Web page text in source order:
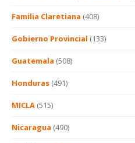
Familia Claretiana (408)
Gobierno Provincial (133)
Guatemala (508)
Honduras (491)
MICLA (515)
Nicaragua (490)